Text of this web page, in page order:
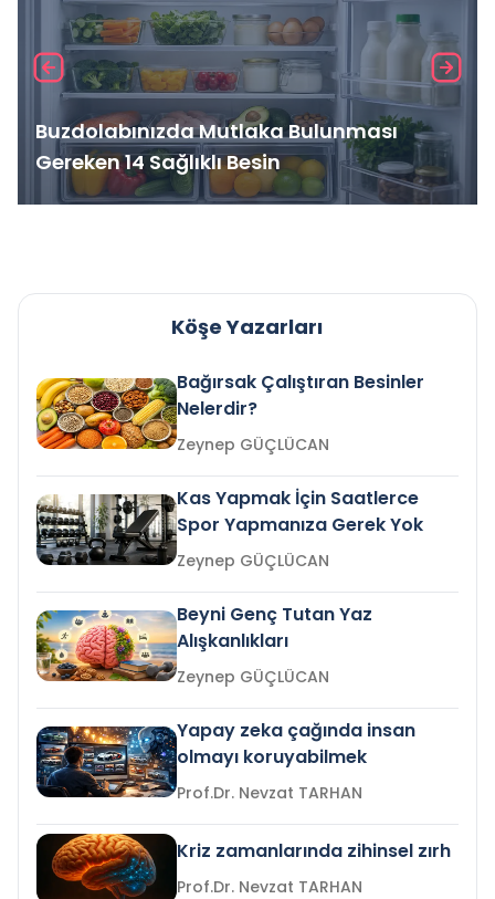
Buzdolabınızda Mutlaka Bulunması
Gereken 14 Sağlıklı Besin
Köşe Yazarları
Bağırsak Çalıştıran Besinler
Nelerdir?
Zeynep GÜÇLÜCAN
Kas Yapmak İçin Saatlerce
Spor Yapmanıza Gerek Yok
Zeynep GÜÇLÜCAN
Beyni Genç Tutan Yaz
Alışkanlıkları
Zeynep GÜÇLÜCAN
Yapay zeka çağında insan
olmayı koruyabilmek
Prof.Dr. Nevzat TARHAN
Kriz zamanlarında zihinsel zırh
Prof.Dr. Nevzat TARHAN